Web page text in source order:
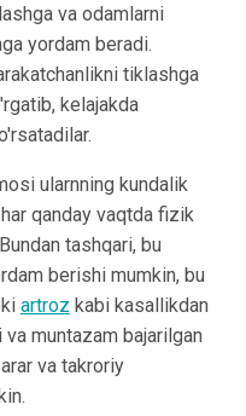
va odamlarni
yordam beradi.
tiklashga
kelajakda
ularnning kundalik
qanday vaqtda fizik
tashqari, bu
berishi mumkin, bu
artroz kabi kasallikdan
muntazam bajarilgan
va takroriy